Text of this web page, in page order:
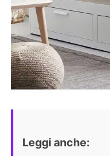
Leggi anche: